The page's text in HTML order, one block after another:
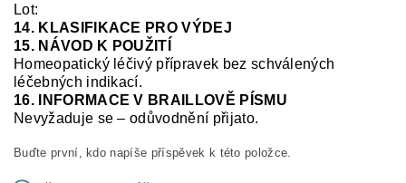
Lot:
14. KLASIFIKACE PRO VÝDEJ
15. NÁVOD K POUŽITÍ
Homeopatický léčivý přípravek bez schválených
léčebných indikací.
16. INFORMACE V BRAILLOVĚ PÍSMU
Nevyžaduje se – odůvodnění přijato.
Buďte první, kdo napíše příspěvek k této položce.